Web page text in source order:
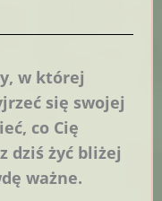
w której
się swojej
co Cię
dziś żyć bliżej
ważne.